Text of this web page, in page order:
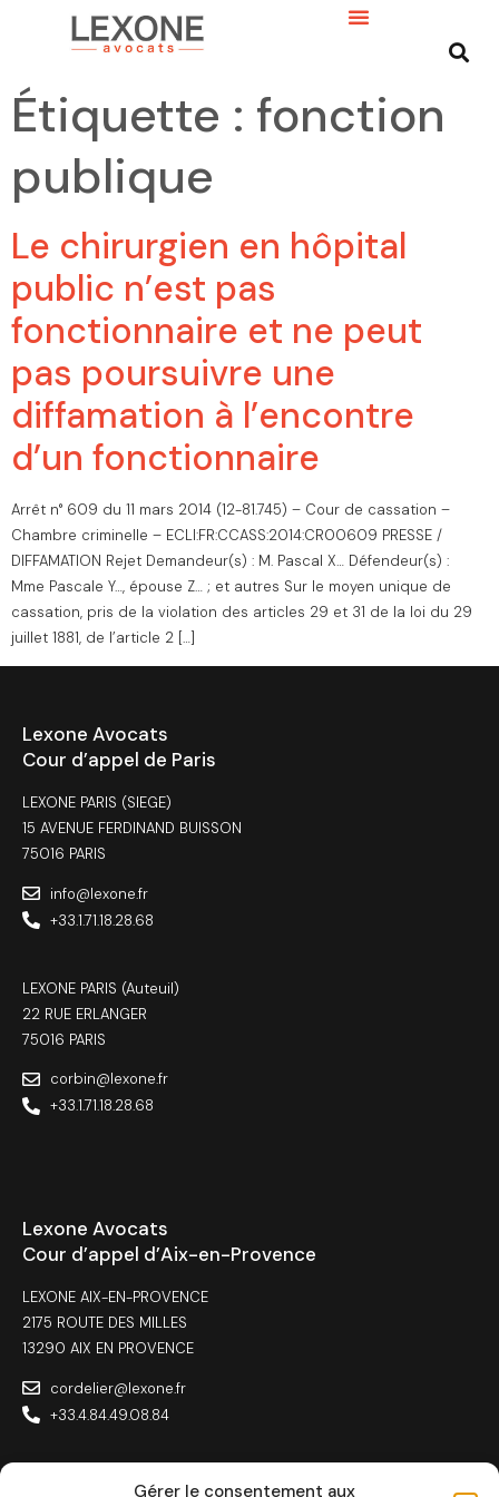
Gérer le consentement aux
Étiquette : fonction
publique
Le chirurgien en hôpital
public n’est pas
fonctionnaire et ne peut
pas poursuivre une
diffamation à l’encontre
d’un fonctionnaire
Arrêt n° 609 du 11 mars 2014 (12-81.745) – Cour de cassation –
Chambre criminelle – ECLI:FR:CCASS:2014:CR00609 PRESSE /
DIFFAMATION Rejet Demandeur(s) : M. Pascal X… Défendeur(s) :
Mme Pascale Y…, épouse Z… ; et autres Sur le moyen unique de
cassation, pris de la violation des articles 29 et 31 de la loi du 29
juillet 1881, de l’article 2 […]
Lexone Avocats
Cour d’appel de Paris
LEXONE PARIS (SIEGE)
15 AVENUE FERDINAND BUISSON
75016 PARIS
info@lexone.fr
+33.1.71.18.28.68
LEXONE PARIS (Auteuil)
22 RUE ERLANGER
75016 PARIS
corbin@lexone.fr
+33.1.71.18.28.68
Lexone Avocats
Cour d’appel d’Aix-en-Provence
LEXONE AIX-EN-PROVENCE
2175 ROUTE DES MILLES
13290 AIX EN PROVENCE
cordelier@lexone.fr
+33.4.84.49.08.84